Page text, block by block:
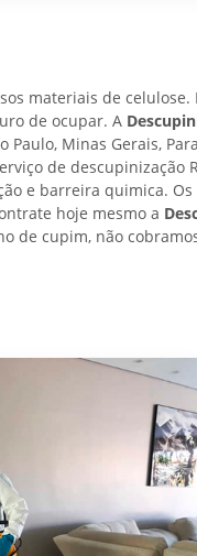
materiais de
de ocupar. A
Minas Gerais,
de descupinização
e barreira quimica.
hoje mesmo a
de cupim, não